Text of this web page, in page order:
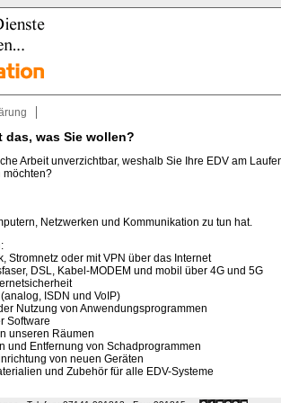
das, was Sie wollen?
Arbeit unverzichtbar, weshalb Sie Ihre EDV am
möchten?
Netzwerken und Kommunikation zu tun hat.
Stromnetz oder mit VPN über das Internet
DSL, Kabel-MODEM und mobil über 4G und 5G
ISDN und VoIP)
Nutzung von Anwendungsprogrammen
Software
unseren Räumen
und Entfernung von Schadprogrammen
von neuen Geräten
und Zubehör für alle EDV-Systeme